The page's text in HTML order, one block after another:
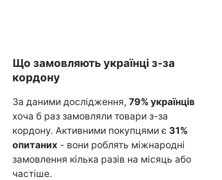
Що замовляють українці з-за
кордону
За даними дослідження, 79% українців
хоча б раз замовляли товари з-за
кордону. Активними покупцями є 31%
опитаних - вони роблять міжнародні
замовлення кілька разів на місяць або
частіше.